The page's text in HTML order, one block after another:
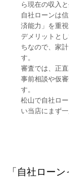
ら現在の収入
自社ローンは
済能力」を重視
デメリットと
ちなので、家
す。
審査では、正
事前相談や仮
す。
松山で自社ロ
い当店にまず
「自社ロー